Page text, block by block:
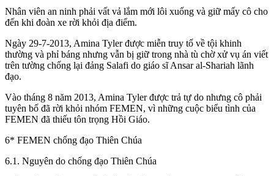
Nhân viên an ninh phải vất vả lắm mới lôi xuống và giữ mấy cô cho
đến khi đoàn xe rời khỏi địa điểm.
Ngày 29-7-2013, Amina Tyler được miễn truy tố về tội khinh
thường và phỉ báng nhưng vẫn bị giữ trong nhà tù chờ xử vụ án viết
trên tường chống lại đảng Salafi do giáo sĩ Ansar al-Shariah lãnh
đạo.
Vào tháng 8 năm 2013, Amina Tyler được trả tự do nhưng cô phải
tuyên bố đã rời khỏi nhóm FEMEN, vì những cuộc biểu tình của
FEMEN đã thiếu tôn trọng Hồi Giáo.
6* FEMEN chống đạo Thiên Chúa
6.1. Nguyên do chống đạo Thiên Chúa